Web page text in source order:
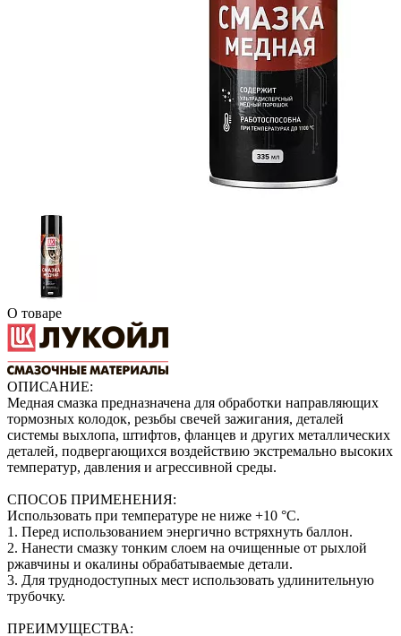
О товаре
ОПИСАНИЕ:
Медная смазка предназначена для обработки направляющих
тормозных колодок, резьбы свечей зажигания, деталей
системы выхлопа, штифтов, фланцев и других металлических
деталей, подвергающихся воздействию экстремально высоких
температур, давления и агрессивной среды.
СПОСОБ ПРИМЕНЕНИЯ:
Использовать при температуре не ниже +10 °С.
1. Перед использованием энергично встряхнуть баллон.
2. Нанести смазку тонким слоем на очищенные от рыхлой
ржавчины и окалины обрабатываемые детали.
3. Для труднодоступных мест использовать удлинительную
трубочку.
ПРЕИМУЩЕСТВА: